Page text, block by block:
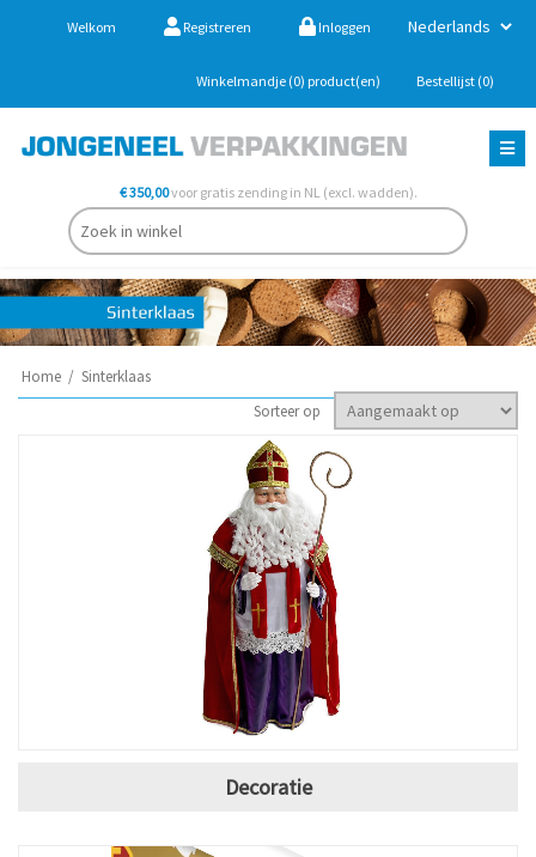
Welkom Registreren Inloggen
Winkelmandje (0) product(en) Bestellijst (0)
€ 350,00voor gratis zending in NL (excl. wadden).
Home / Sinterklaas
Sorteer op
Decoratie